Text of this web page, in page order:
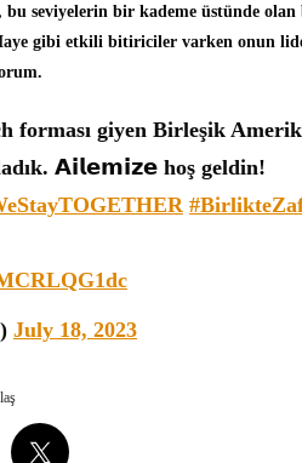
bu seviyelerin bir kademe üstünde
gibi etkili bitiriciler varken onun
forması giyen Birleşik
𝗔𝗶𝗹𝗲𝗺𝗶𝘇𝗲 hoş geldin!
July 18, 2023